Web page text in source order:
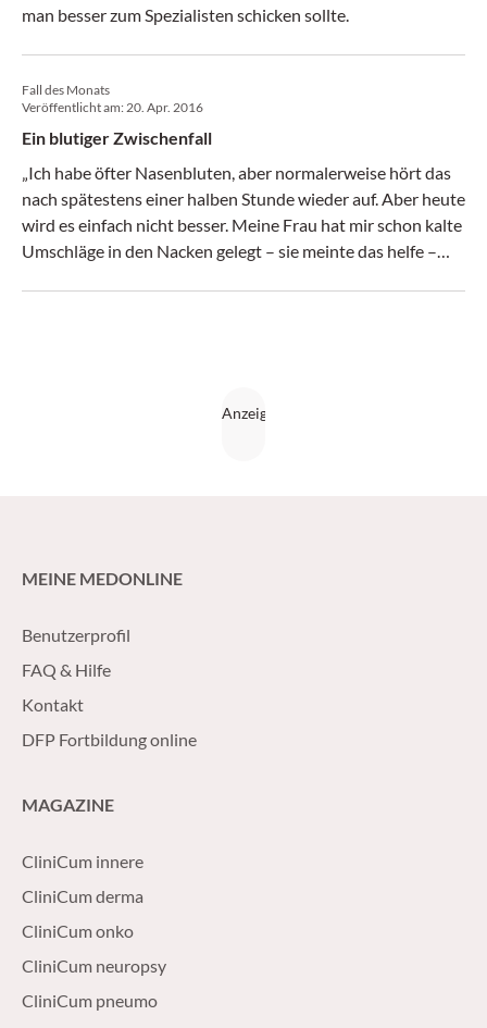
man besser zum Spezialisten schicken sollte.
Fall des Monats
Veröffentlicht am:20. Apr. 2016
Ein blutiger Zwischenfall
„Ich habe öfter Nasenbluten, aber normalerweise hört das
nach spätestens einer halben Stunde wieder auf. Aber heute
wird es einfach nicht besser. Meine Frau hat mir schon kalte
Umschläge in den Nacken gelegt – sie meinte das helfe –
ergreifen Sie, um Ihrem Patienten zu helfen? (ärztemagazin
MEINE MEDONLINE
Benutzerprofil
FAQ & Hilfe
Kontakt
DFP Fortbildung online
MAGAZINE
CliniCum innere
CliniCum derma
CliniCum onko
CliniCum neuropsy
CliniCum pneumo